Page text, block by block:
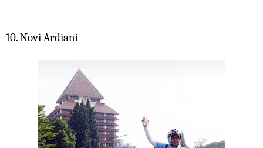
10. Novi Ardiani